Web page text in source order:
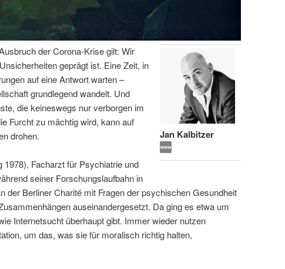
Jan Kalbitzer
der Corona-Krise gilt: Wir
geprägt ist. Eine Zeit, in
auf eine Antwort warten –
grundlegend wandelt. Und
die keineswegs nur verborgen im
Furcht zu mächtig wird, kann auf
drohen.
1978), Facharzt für Psychiatrie und
seiner Forschungslaufbahn in
der Berliner Charité mit Fragen der psychischen Gesundheit
auseinandergesetzt. Da ging es etwa um
Internetsucht überhaupt gibt. Immer wieder nutzen
um das, was sie für moralisch richtig halten,